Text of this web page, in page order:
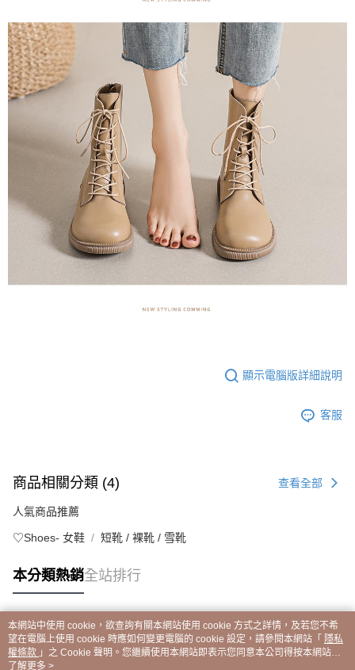
顯示電腦版詳細說明
客服
商品相關分類 (4) 查看全部
人氣商品推薦
♡Shoes- 女鞋 短靴 / 裸靴 / 雪靴
本分類熱銷全站排行
熱門標籤
本網站中使用 cookie，欲查詢有關本網站使用 cookie 方式之詳情，及若您不希
望在電腦上使用 cookie 時應如何變更電腦的 cookie 設定，請參閱本網站「 隱私
權條款 」之 Cookie 聲明。您繼續使用本網站即表示您同意本公司得按本網站使
用條款之 Cookie 聲明使用 cookie。
了解更多 >